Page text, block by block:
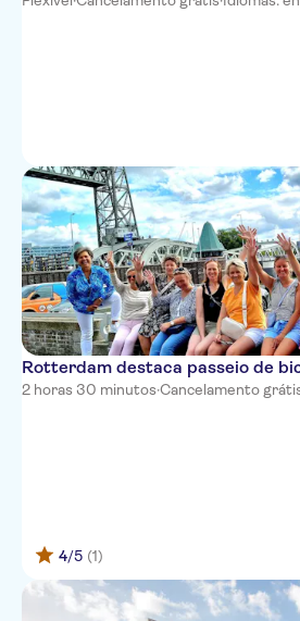
Rotterdam destaca passeio de
2 horas 30 minutos·Cancelamento
4/5 (1)